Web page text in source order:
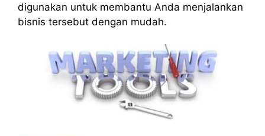
digunakan untuk membantu Anda menjalankan
bisnis tersebut dengan mudah.